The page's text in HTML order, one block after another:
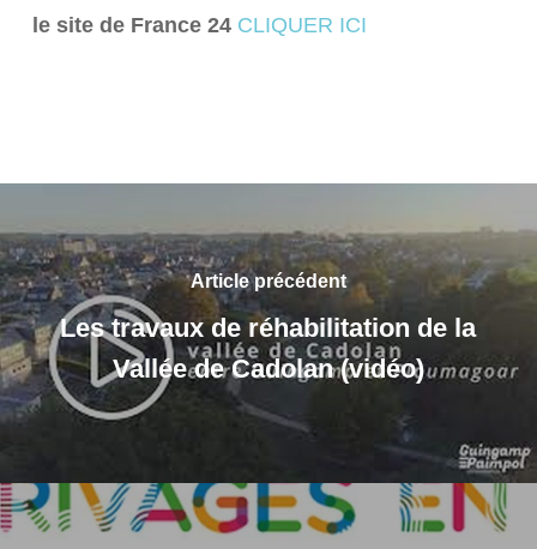
le site de France 24 CLIQUER ICI
Article précédent
Les travaux de réhabilitation de la
Vallée de Cadolan (vidéo)